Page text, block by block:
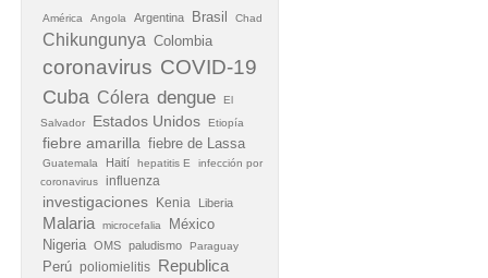
América Angola Argentina Brasil Chad
Chikungunya Colombia
coronavirus COVID-19
Cuba Cólera dengue
El
Salvador
Estados Unidos Etiopía
fiebre amarilla fiebre de Lassa
Guatemala Haití hepatitis E
infección por
coronavirus
influenza
investigaciones Kenia Liberia
Malaria microcefalia México
Nigeria OMS paludismo Paraguay
Perú poliomielitis
Republica